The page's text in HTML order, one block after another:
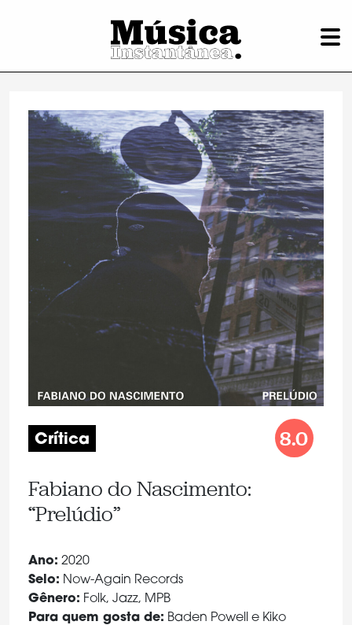
Crítica 8.0
Fabiano do Nascimento:
“Prelúdio”
Ano: 2020
Selo: Now-Again Records
Gênero: Folk, Jazz, MPB
Para quem gosta de: Baden Powell e Kiko